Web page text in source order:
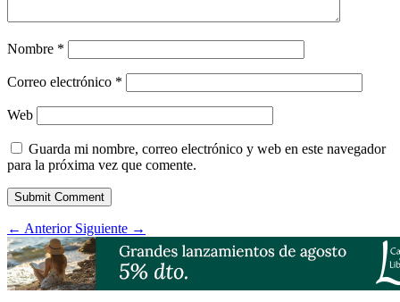
Nombre *
Correo electrónico *
Web
Guarda mi nombre, correo electrónico y web en este navegador
para la próxima vez que comente.
Submit Comment
← Anterior Siguiente →